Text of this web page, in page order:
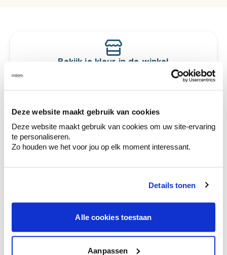
Deze website maakt gebruik van cookies
Deze website maakt gebruik van cookies om uw site-ervaring
te personaliseren.
Zo houden we het voor jou op elk moment interessant.
Details tonen
Alle cookies toestaan
Aanpassen
Bekijk je kleur in de winkel
Ontdek er kleurechte stalen van je
te verfijnen.
Krijg persoonlijk advies om kleuren te
combineren.
Krijg kleuradvies op basis van de lichtinval
en je meubels.